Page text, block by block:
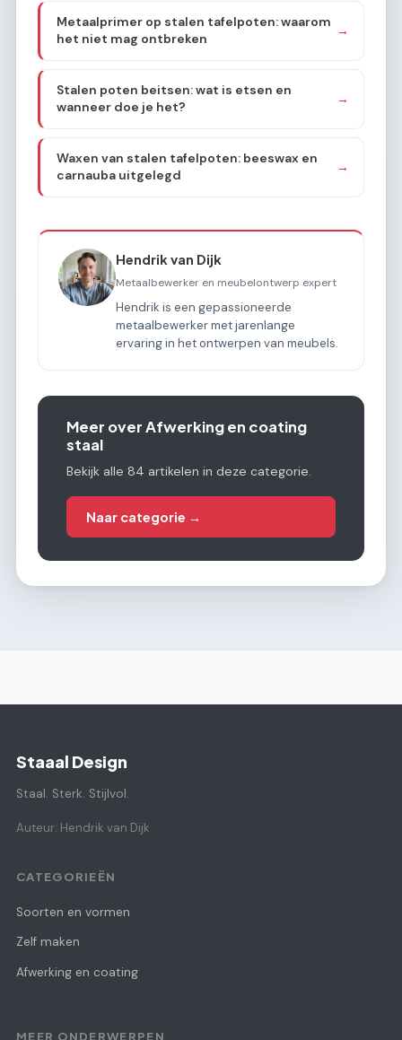
Metaalprimer op stalen tafelpoten: waarom
het niet mag ontbreken
→
Stalen poten beitsen: wat is etsen en
wanneer doe je het?
→
Waxen van stalen tafelpoten: beeswax en
carnauba uitgelegd
→
Hendrik van Dijk
Metaalbewerker en meubelontwerp expert
Hendrik is een gepassioneerde
metaalbewerker met jarenlange
ervaring in het ontwerpen van meubels.
Meer over Afwerking en coating
staal
Bekijk alle 84 artikelen in deze categorie.
Naar categorie →
Staaal Design
Staal. Sterk. Stijlvol.
Auteur: Hendrik van Dijk
CATEGORIEËN
Soorten en vormen
Zelf maken
Afwerking en coating
MEER ONDERWERPEN